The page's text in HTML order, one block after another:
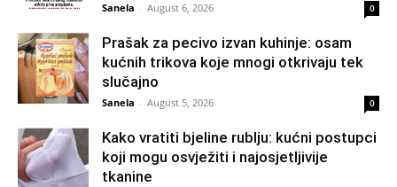
Sanela - August 6, 2026 0
Prašak za pecivo izvan kuhinje: osam
kućnih trikova koje mnogi otkrivaju tek
slučajno
Sanela - August 5, 2026 0
Kako vratiti bjeline rublju: kućni postupci
koji mogu osvježiti i najosjetljivije
tkanine